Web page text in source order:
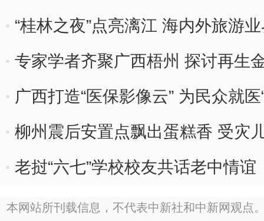
“桂林之夜”点亮漓江 海内外旅游
专家学者齐聚广西梧州 探讨再生
径
广西打造“医保影像云” 为民众就医
柳州震后安置点飘出蛋糕香 受灾
老挝“六七”学校校友共话老中情谊
本网站所刊载信息，不代表中新社和中新网观点